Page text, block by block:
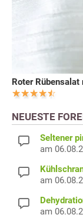
Roter Rübensalat
NEUESTE
Seltener
am
am
am